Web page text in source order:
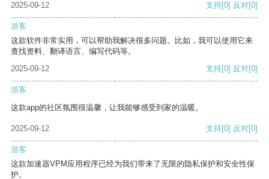
2025-09-12
支持[0] 反对[0]
游客
这款软件非常实用，可以帮助我解决很多问题。比如，我可以使用它来
查找资料、翻译语言、编写代码等。
2025-09-12
支持[0] 反对[0]
游客
这款app的社区氛围很温馨，让我能够感受到家的温暖。
2025-09-12 支持[0] 反对[0]
游客
这款加速器VPM应用程序已经为我们带来了无限的隐私保护和安全性保
护。